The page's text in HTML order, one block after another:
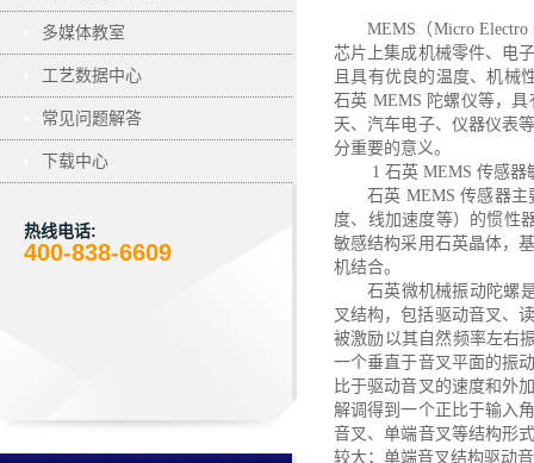
多媒体教室
工艺数据中心
常见问题解答
下载中心
热线电话:
400-838-6609
MEMS（Micro
芯片上集成机械零件、电
且具有优良的温度、机械
石英 MEMS 陀螺仪等，
天、汽车电子、仪器仪表
分重要的意义。
1 石英 MEMS 传感器
石英 MEMS 传感器
度、线加速度等）的惯性
敏感结构采用石英晶体，
机结合。
石英微机械振动陀螺
叉结构，包括驱动音叉、
被激励以其自然频率左右
一个垂直于音叉平面的振
比于驱动音叉的速度和外
解调得到一个正比于输入
音叉、单端音叉等结构形
较大；单端音叉结构驱动